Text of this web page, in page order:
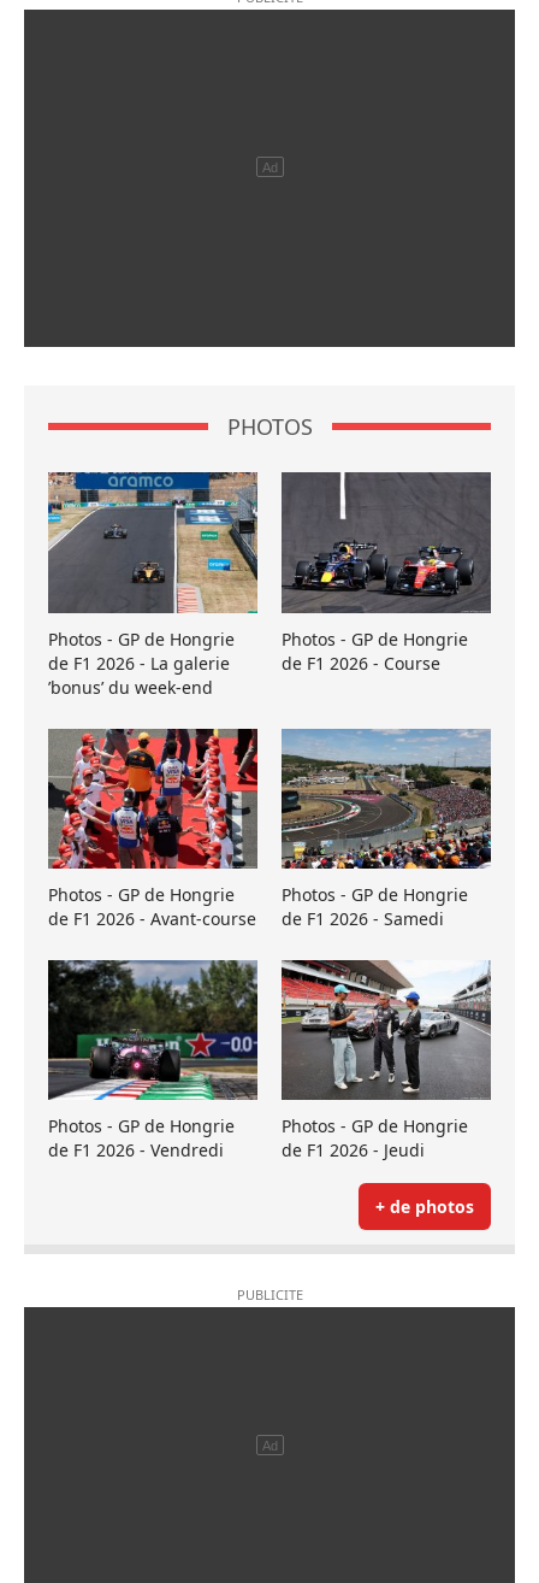
PHOTOS
Photos - GP de Hongrie
de F1 2026 - La galerie
’bonus’ du week-end
Photos - GP de Hongrie
de F1 2026 - Course
Photos - GP de Hongrie
de F1 2026 - Avant-course
Photos - GP de Hongrie
de F1 2026 - Samedi
Photos - GP de Hongrie
de F1 2026 - Vendredi
Photos - GP de Hongrie
de F1 2026 - Jeudi
+ de photos